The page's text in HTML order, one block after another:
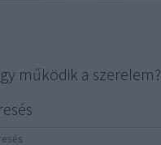
működik a szerelem?